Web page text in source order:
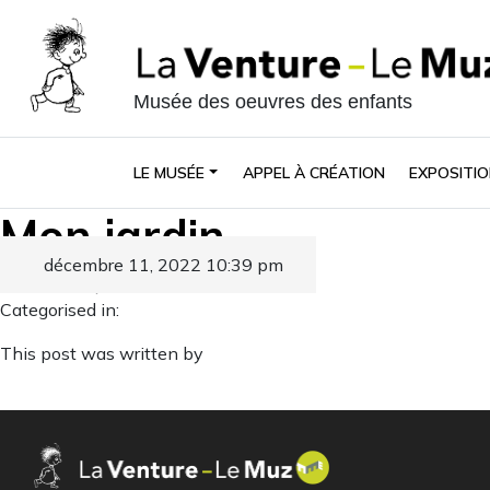
Musée des oeuvres des enfants
LE MUSÉE APPEL À CRÉATION
Mon jardin
décembre 11, 2022 10:39 pm
Categorised in:
This post was written by